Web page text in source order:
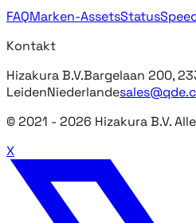
FAQMarken-AssetsStatus
Kontakt
Hizakura B.V.Bargelaan 200,
LeidenNiederlande
© 2021 - 2026 Hizakura B.V.
X